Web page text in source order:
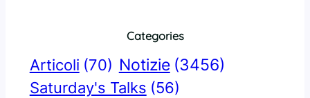
Categories
Articoli (70) Notizie (3456)
Saturday's Talks (56)